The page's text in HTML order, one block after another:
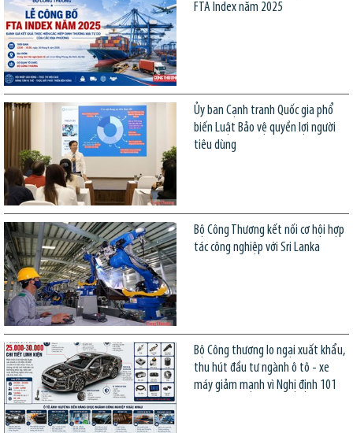
FTA Index năm 2025
Ủy ban Cạnh tranh Quốc gia phổ
biến Luật Bảo vệ quyền lợi người
tiêu dùng
Bộ Công Thương kết nối cơ hội hợp
tác công nghiệp với Sri Lanka
Bộ Công thương lo ngại xuất khẩu,
thu hút đầu tư ngành ô tô - xe
máy giảm mạnh vì Nghị định 101